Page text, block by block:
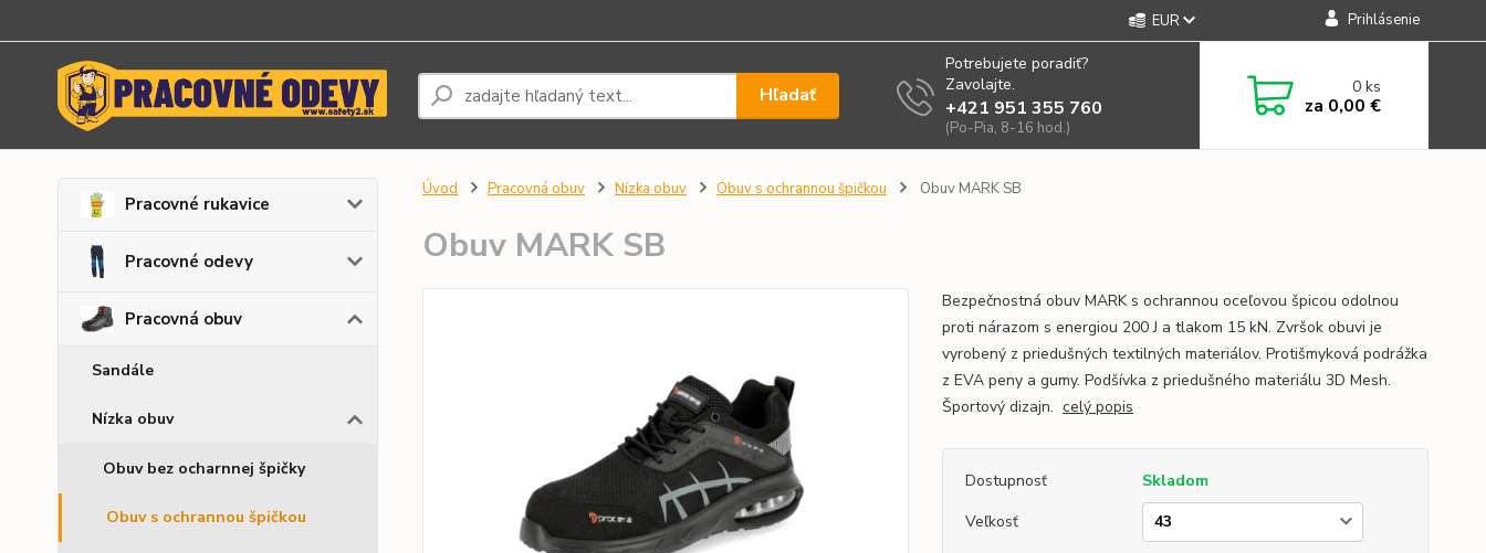
EUR Prihlásenie
Hľadať
Potrebujete poradiť?
Zavolajte.
+421 951 355 760
(Po-Pia, 8-16 hod.)
0ks
za 0,00 €
Pracovné rukavice
Pracovné odevy
Pracovná obuv
Sandále
Nízka obuv
Obuv bez ocharnnej špičky
Obuv s ochrannou špičkou
Úvod Pracovná obuv Nízka obuv Obuv s ochrannou špičkou Obuv MARK SB
Obuv MARK SB
Bezpečnostná obuv MARK s ochrannou oceľovou špicou odolnou
proti nárazom s energiou 200 J a tlakom 15 kN. Zvršok obuvi je
vyrobený z priedušných textilných materiálov. Protišmyková podrážka
z EVA peny a gumy. Podšívka z priedušného materiálu 3D Mesh.
Športový dizajn. celý popis
Dostupnosť
Skladom
Veľkosť